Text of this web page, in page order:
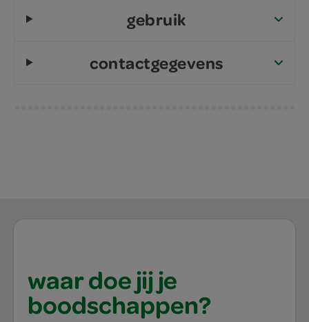
gebruik
contactgegevens
waar doe jij je
boodschappen?